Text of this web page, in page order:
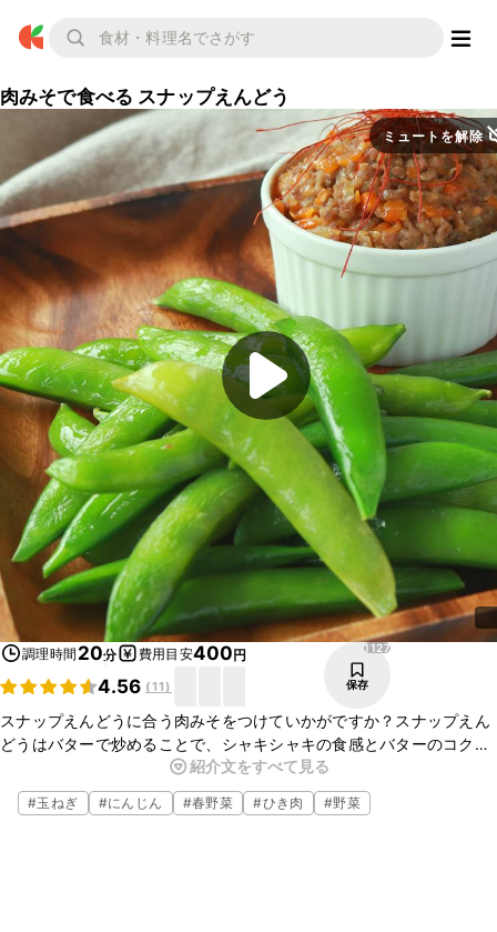
肉みそで食べる スナップえんどう
ミュートを解除
調理時間 20分 費用目安400円
4.56 (11)
1127
保存
スナップえんどうに合う肉みそをつけていかがですか？スナップえん
どうはバターで炒めることで、シャキシャキの食感とバターのコクが
出て素材の甘さを楽しめますが、肉みそをつけて食べると更に美味し
くなるのでオススメです。簡単なので、是非作ってみてください。
紹介文をすべて見る
#玉ねぎ #にんじん #春野菜 #ひき肉 #野菜